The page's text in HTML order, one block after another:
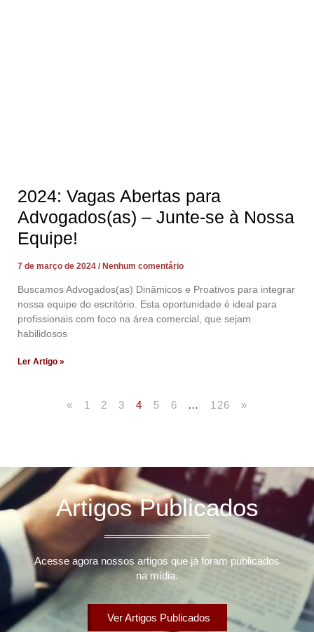
2024: Vagas Abertas para
Advogados(as) – Junte-se à Nossa
Equipe!
7 de março de 2024 Nenhum comentário
Buscamos Advogados(as) Dinâmicos e Proativos para integrar
nossa equipe do escritório. Esta oportunidade é ideal para
profissionais com foco na área comercial, que sejam
habilidosos
Ler Artigo »
« 1 2 3 4 5 6 … 126 »
Artigos Publicados
Acesse agora nossos artigos que já foram publicados
na mídia.
Ver Artigos Publicados